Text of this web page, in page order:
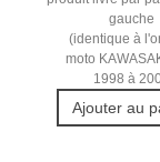
gauche
(identique à
moto
1998 à
Ajouter au